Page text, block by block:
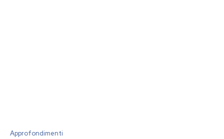
Approfondimenti